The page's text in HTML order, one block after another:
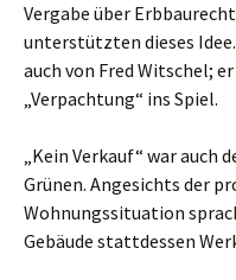
Vergabe über
unterstützten dieses
auch von Fred Witschel;
„Verpachtung“ ins Spiel.
„Kein Verkauf“ war auch
Grünen. Angesichts der
Wohnungssituation
Gebäude stattdessen